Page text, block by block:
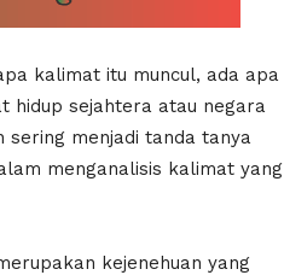
kalimat itu muncul, ada apa
hidup sejahtera atau negara
menjadi tanda tanya
menganalisis kalimat yang
kejenehuan yang